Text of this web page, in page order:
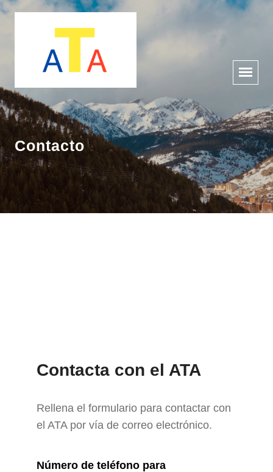
Contacto
Contacta con el ATA
Rellena el formulario para contactar con
el ATA por vía de correo electrónico.
Número de teléfono para